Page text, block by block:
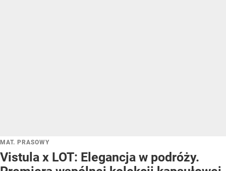
MAT. PRASOWY
Vistula x LOT: Elegancja w podróży.